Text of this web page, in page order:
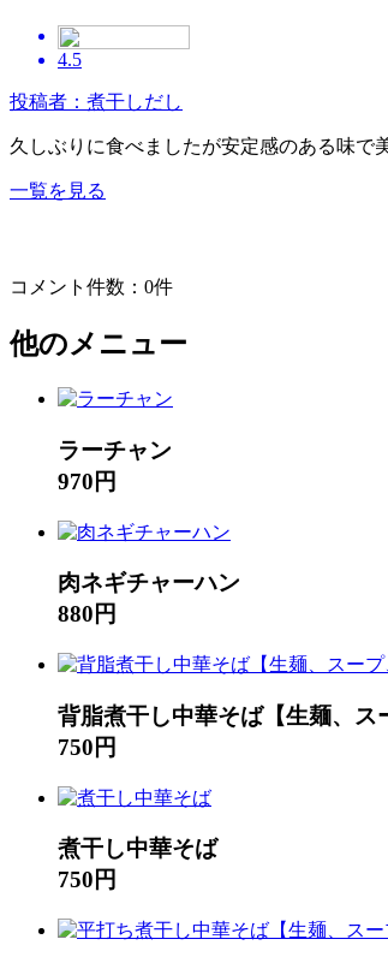
4.5
投稿者：煮干しだし
久しぶりに食べましたが安定感のある味
一覧を見る
コメント件数：0件
他のメニュー
ラーチャン
970円
肉ネギチャーハン
880円
背脂煮干し中華そば【生麺、ス
750円
煮干し中華そば
750円